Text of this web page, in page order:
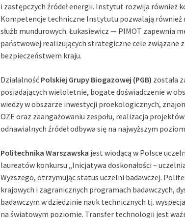
i zastępczych źródeł energii. Instytut rozwija również
Kompetencje techniczne Instytutu pozwalają również
służb mundurowych. Łukasiewicz — PIMOT zapewnia
państwowej realizujących strategiczne cele
bezpieczeństwem kraju.
Działalność Polskiej Grupy Biogazowej (PGB) została
posiadających wieloletnie, bogate doświadczenie w
wiedzy w obszarze inwestycji proekologicznych,
OZE oraz zaangażowaniu zespołu, realizacja
odnawialnych źródeł odbywa się na najwyższym
Politechnika Warszawska jest wiodącą w Polsce
laureatów konkursu „Inicjatywa doskonałości –
Wyższego, otrzymując status uczelni badawczej.
krajowych i zagranicznych programach badawczych,
badawczym w dziedzinie nauk technicznych tj.
na światowym poziomie. Transfer technologii jest